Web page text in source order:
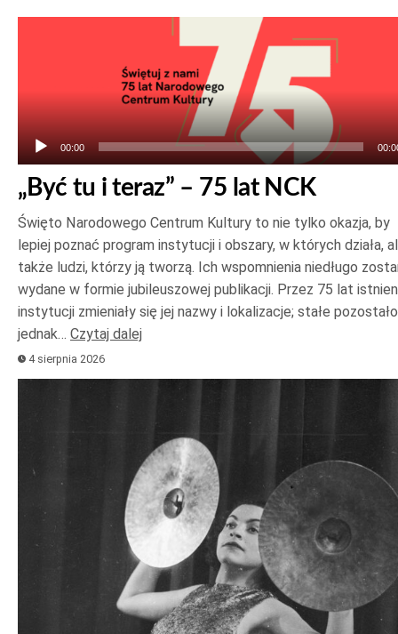
00:00
„Być tu i teraz” – 75 lat NCK
Święto Narodowego Centrum Kultury to nie tylko okazja, by
lepiej poznać program instytucji i obszary, w których działa,
także ludzi, którzy ją tworzą. Ich wspomnienia niedługo
wydane w formie jubileuszowej publikacji. Przez 75 lat
instytucji zmieniały się jej nazwy i lokalizacje; stałe pozostało
jednak… Czytaj dalej
4 sierpnia 2026